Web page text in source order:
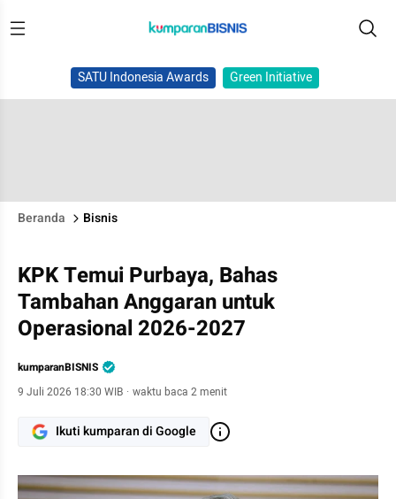
SATU Indonesia Awards Green Initiative
Beranda Bisnis
KPK Temui Purbaya, Bahas
Tambahan Anggaran untuk
Operasional 2026-2027
kumparanBISNIS
9 Juli 2026 18:30 WIB · waktu baca 2 menit
Ikuti kumparan di Google